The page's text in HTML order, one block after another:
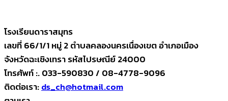
โรงเรียนดาราสมุทร
เลขที่ 66/1/1 หมู่ 2 ตำบลคลองนครเนื่องเขต อำเภอเมือง
จังหวัดฉะเชิงเทรา รหัสไปรษณีย์ 24000
โทรศัพท์ :. 033-590830 / 08-4778-9096
ติดต่อเรา:ds_ch@hotmail.com